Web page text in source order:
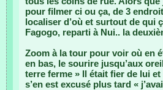
pour filmer ci ou ça, de 3
localiser d’où et surtout de qui
Fagogo, reparti à Nui.. la
Zoom à la tour pour voir où en
en bas, le sourire jusqu’aux
terre ferme » Il était fier de lui
s’en est excusé plus tard «